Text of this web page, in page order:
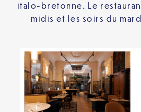
italo-bretonne. Le
midis et les soirs du